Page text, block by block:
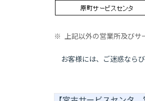
※ 上記以外の営業所及びサ
お客様には、ご迷惑なら